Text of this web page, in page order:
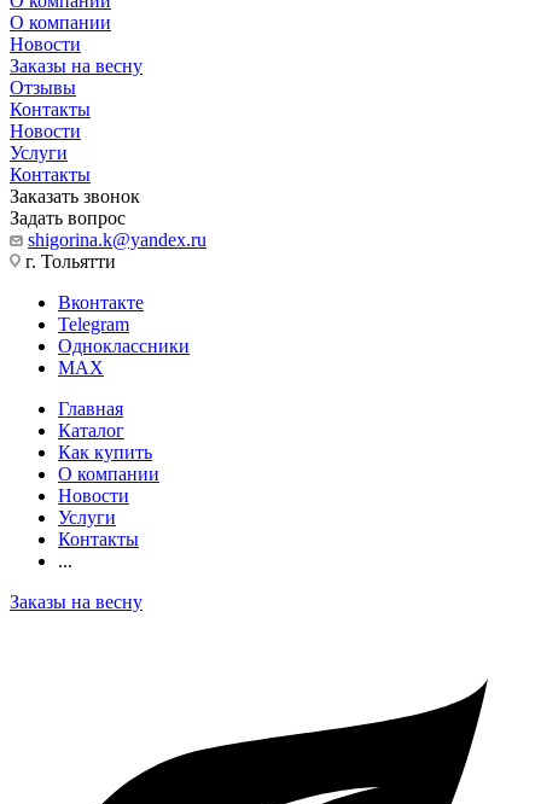
О компании
Новости
Заказы на весну
Отзывы
Контакты
Новости
Услуги
Контакты
Заказать звонок
Задать вопрос
shigorina.k@yandex.ru
г. Тольятти
Вконтакте
Telegram
Одноклассники
MAX
Главная
Каталог
Как купить
О компании
Новости
Услуги
Контакты
...
Заказы на весну